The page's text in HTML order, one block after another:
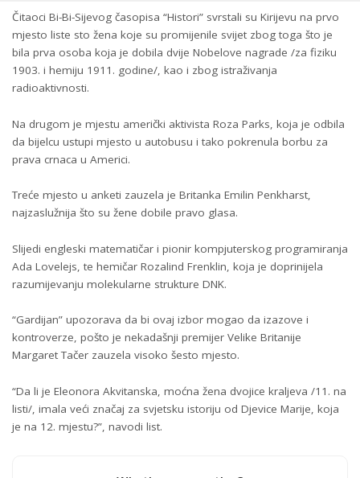
Čitaoci Bi-Bi-Sijevog časopisa “Histori” svrstali su Kirijevu na prvo
mjesto liste sto žena koje su promijenile svijet zbog toga što je
bila prva osoba koja je dobila dvije Nobelove nagrade /za fiziku
1903. i hemiju 1911. godine/, kao i zbog istraživanja
radioaktivnosti.
Na drugom je mjestu američki aktivista Roza Parks, koja je odbila
da bijelcu ustupi mjesto u autobusu i tako pokrenula borbu za
prava crnaca u Americi.
Treće mjesto u anketi zauzela je Britanka Emilin Penkharst,
najzaslužnija što su žene dobile pravo glasa.
Slijedi engleski matematičar i pionir kompjuterskog programiranja
Ada Lovelejs, te hemičar Rozalind Frenklin, koja je doprinijela
razumijevanju molekularne strukture DNK.
“Gardijan” upozorava da bi ovaj izbor mogao da izazove i
kontroverze, pošto je nekadašnji premijer Velike Britanije
Margaret Tačer zauzela visoko šesto mjesto.
“Da li je Eleonora Akvitanska, moćna žena dvojice kraljeva /11. na
listi/, imala veći značaj za svjetsku istoriju od Djevice Marije, koja
je na 12. mjestu?”, navodi list.